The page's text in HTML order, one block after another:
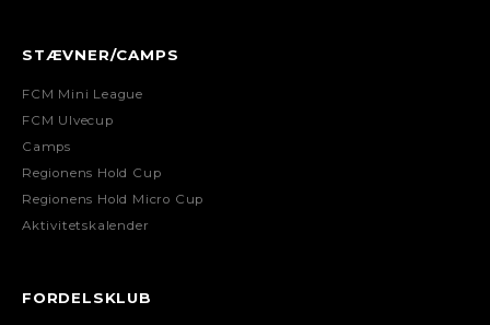
STÆVNER/CAMPS
FCM Mini League
FCM Ulvecup
Camps
Regionens Hold Cup
Regionens Hold Micro Cup
Aktivitetskalender
FORDELSKLUB